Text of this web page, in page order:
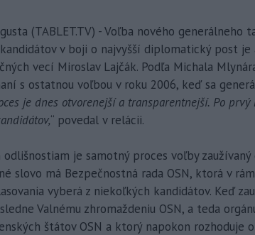
(TABLET.TV) - Voľba nového generálneho
v boji o najvyšší diplomatický post je
vecí Miroslav Lajčák. Podľa Michala
s ostatnou voľbou v roku 2006, keď sa
je dnes otvorenejší a transparentnejší. Po
“ povedal v relácii.
je samotný proces voľby
slovo má Bezpečnostná rada OSN, ktorá v
vyberá z niekoľkých kandidátov. Keď
Valnému zhromaždeniu OSN, a teda
štátov OSN a ktorý napokon rozhoduje